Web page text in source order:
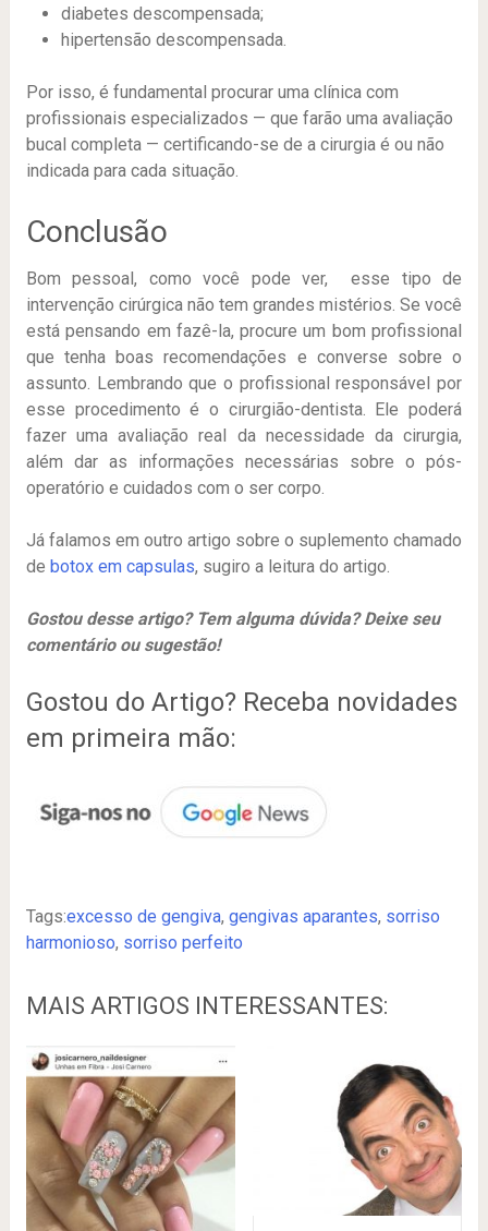
diabetes descompensada;
hipertensão descompensada.
Por isso, é fundamental procurar uma clínica com
profissionais especializados — que farão uma avaliação
bucal completa — certificando-se de a cirurgia é ou não
indicada para cada situação.
Conclusão
Bom pessoal, como você pode ver, esse tipo de
intervenção cirúrgica não tem grandes mistérios. Se você
está pensando em fazê-la, procure um bom profissional
que tenha boas recomendações e converse sobre o
assunto. Lembrando que o profissional responsável por
esse procedimento é o cirurgião-dentista. Ele poderá
fazer uma avaliação real da necessidade da cirurgia,
além dar as informações necessárias sobre o pós-
operatório e cuidados com o ser corpo.
Já falamos em outro artigo sobre o suplemento chamado
de botox em capsulas, sugiro a leitura do artigo.
Gostou desse artigo? Tem alguma dúvida? Deixe seu
comentário ou sugestão!
Gostou do Artigo? Receba novidades
em primeira mão:
Tags:excesso de gengiva, gengivas aparantes, sorriso
harmonioso, sorriso perfeito
MAIS ARTIGOS INTERESSANTES: